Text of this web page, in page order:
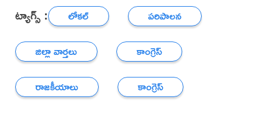
ట్యాగ్స్ : లోకల్
పరిపాలన
జిల్లా వార్తలు
కాంగ్రెస్
రాజకీయాలు
కాంగ్రెస్